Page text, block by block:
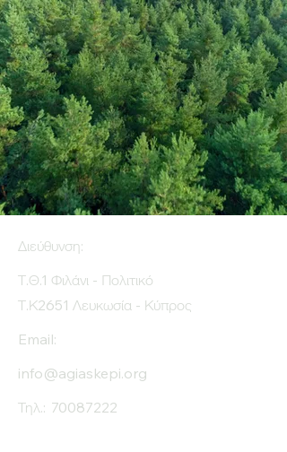
Διεύθυνση:
Τ.Θ.1 Φιλάνι - Πολιτικό
Τ.Κ2651 Λευκωσία - Κύπρος
Email:
info@agiaskepi.org
Τηλ.: 70087222